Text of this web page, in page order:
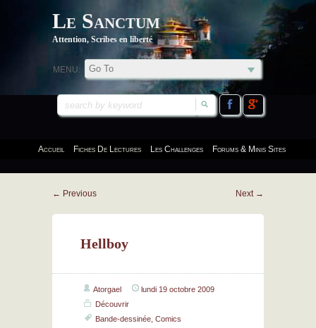
Le Sanctum
Attention, Scribes en liberté
MENU:
Accueil Fiches De Lectures Les Challenges Forums & Minis Sites
← Previous Next →
Hellboy
Atorgael
lundi 19 octobre 2009
Découvrir
Bande-dessinée Comics